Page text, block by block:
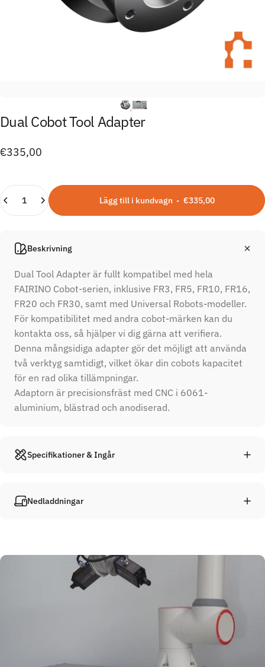
DualCobotToolAdapter
€335,00
Kvantitet
Lägg till i kundvagn - €335,00
Beskrivning
Dual Tool Adapter är fullt kompatibel med hela
FAIRINO Cobot-serien, inklusive FR3, FR5, FR10, FR16,
FR20 och FR30, samt med Universal Robots-modeller.
För kompatibilitet med andra cobot-märken kan du
kontakta oss, så hjälper vi dig gärna att verifiera.
Denna mångsidiga adapter gör det möjligt att använda
två verktyg samtidigt, vilket ökar din cobots kapacitet
för en rad olika tillämpningar.
Adaptorn är precisionsfräst med CNC i 6061-
aluminium, blästrad och anodiserad.
Specifikationer & Ingår
Nedladdningar